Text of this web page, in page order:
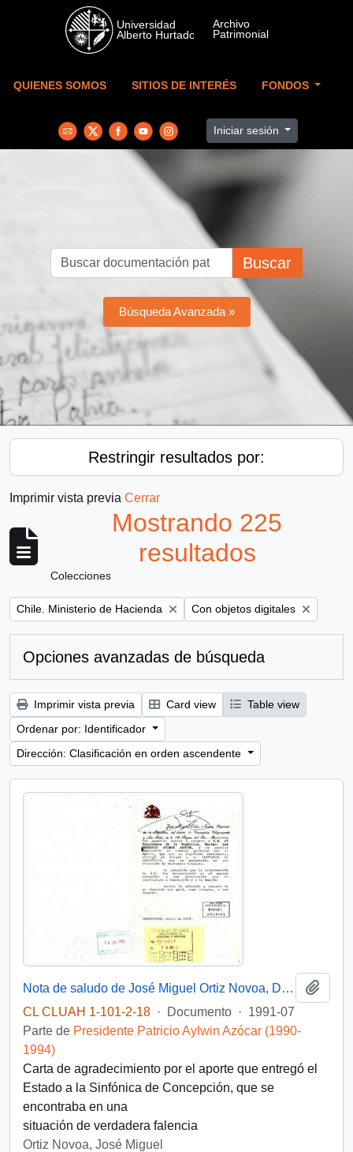
Skip to main content
QUIENES SOMOS SITIOS DE INTERÉS FONDOS
Iniciar sesión
Buscar
Búsqueda Avanzada »
Restringir resultados por:
Imprimir vista previa Cerrar
Mostrando 225
resultados
Colecciones
Remove filter:
Chile. Ministerio de Hacienda Remove filter:
Con objetos digitales
Opciones avanzadas de búsqueda
Imprimir vista previa Card view
Table view
Ordenar por: Identificador
Dirección: Clasificación en orden ascendente
Nota de saludo de José Miguel Ortiz Novoa, Diputado de la República del Distrito 44, Concepción, Chiguayante y San Pedro, dirigida al Presidente de la República, Excmo. Don Patricio Aylwin Azócar
CL CLUAH 1-101-2-18 · Documento · 1991-07
Parte de Presidente Patricio Aylwin Azócar (1990-
1994)
Carta de agradecimiento por el aporte que entregó el
Estado a la Sinfónica de Concepción, que se
encontraba en una
situación de verdadera falencia
Ortiz Novoa, José Miguel